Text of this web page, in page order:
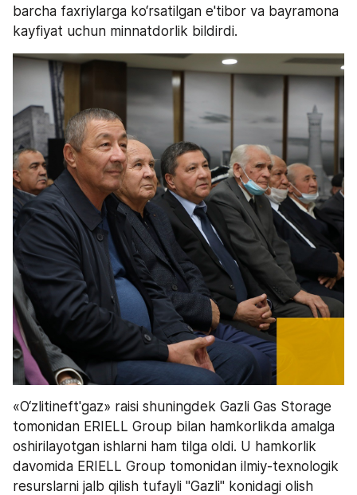
barcha faxriylarga ko‘rsatilgan e'tibor va bayramona
kayfiyat uchun minnatdorlik bildirdi.
«O‘zlitineft'gaz» raisi shuningdek Gazli Gas Storage
tomonidan ERIELL Group bilan hamkorlikda amalga
oshirilayotgan ishlarni ham tilga oldi. U hamkorlik
davomida ERIELL Group tomonidan ilmiy-texnologik
resurslarni jalb qilish tufayli "Gazli" konidagi olish